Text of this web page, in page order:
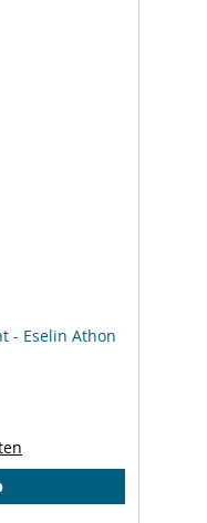
- Eselin Athon